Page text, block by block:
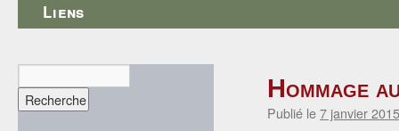
contenu
Liens
Hommage
Publié le7 janvier 2015